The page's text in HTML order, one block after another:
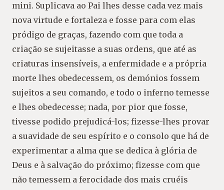
mini. Suplicava ao Pai lhes desse cada vez mais
nova virtude e fortaleza e fosse para com elas
pródigo de graças, fazendo com que toda a
criação se sujeitasse a suas ordens, que até as
criaturas insensíveis, a enfermidade e a própria
morte lhes obedecessem, os demónios fossem
sujeitos a seu comando, e todo o inferno temesse
e lhes obedecesse; nada, por pior que fosse,
tivesse podido prejudicá-los; fizesse-lhes provar
a suavidade de seu espírito e o consolo que há de
experimentar a alma que se dedica à glória de
Deus e à salvação do próximo; fizesse com que
não temessem a ferocidade dos mais cruéis